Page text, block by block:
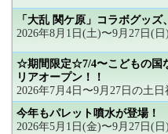
「大乱 関ケ原」コラボグッズ
2026年8月1日(土)〜9月27日(日)
☆期間限定☆7/4〜こどもの国
リアオープン！！
2026年7月4日〜9月27日の
今年もパレット噴水が登場！
2026年5月1日(金)〜9月27日(日